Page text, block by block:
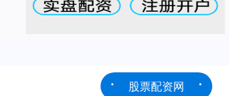
股票配资网